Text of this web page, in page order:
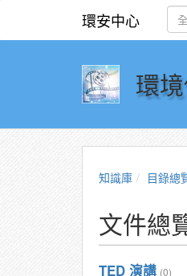
環安中心
環
知識庫 目錄總
文件總
TED 演講 (0)